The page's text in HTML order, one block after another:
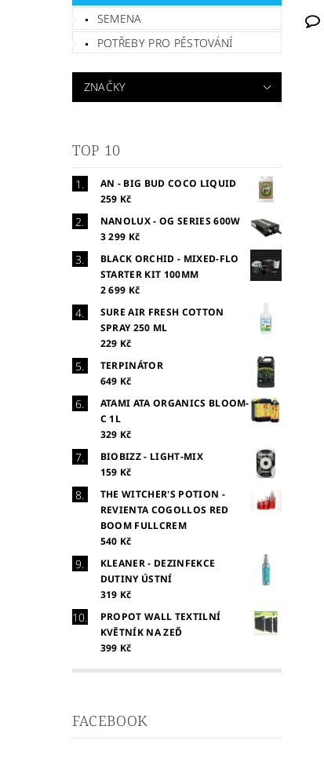
SEMENA
POTŘEBY PRO PĚSTOVÁNÍ
ZNAČKY
TOP 10
AN - BIG BUD COCO LIQUID
259 Kč
NANOLUX - OG SERIES 600W
3 299 Kč
BLACK ORCHID - MIXED-FLO
STARTER KIT 100MM
2 699 Kč
SURE AIR FRESH COTTON
SPRAY 250 ML
229 Kč
TERPINÁTOR
649 Kč
ATAMI ATA ORGANICS BLOOM-
C 1L
329 Kč
BIOBIZZ - LIGHT-MIX
159 Kč
THE WITCHER'S POTION -
REVIENTA COGOLLOS RED
BOOM FULLCREM
540 Kč
KLEANER - DEZINFEKCE
DUTINY ÚSTNÍ
319 Kč
PROPOT WALL TEXTILNÍ
KVĚTNÍK NA ZEĎ
399 Kč
FACEBOOK